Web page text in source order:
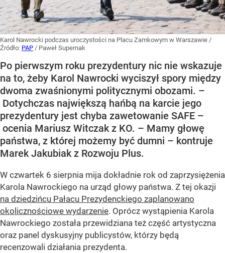
Karol Nawrocki podczas uroczystości na Placu Zamkowym w Warszawie /
Źródło: PAP / Paweł Supernak
Po pierwszym roku prezydentury nic nie wskazuje
na to, żeby Karol Nawrocki wyciszył spory między
dwoma zwaśnionymi politycznymi obozami. –
Dotychczas największą hańbą na karcie jego
prezydentury jest chyba zawetowanie SAFE –
ocenia Mariusz Witczak z KO. – Mamy głowę
państwa, z której możemy być dumni – kontruje
Marek Jakubiak z Rozwoju Plus.
W czwartek 6 sierpnia mija dokładnie rok od zaprzysiężenia
Karola Nawrockiego na urząd głowy państwa. Z tej okazji
na dziedzińcu Pałacu Prezydenckiego zaplanowano
okolicznościowe wydarzenie. Oprócz wystąpienia Karola
Nawrockiego została przewidziana też część artystyczna
oraz panel dyskusyjny publicystów, którzy będą
recenzowali działania prezydenta.